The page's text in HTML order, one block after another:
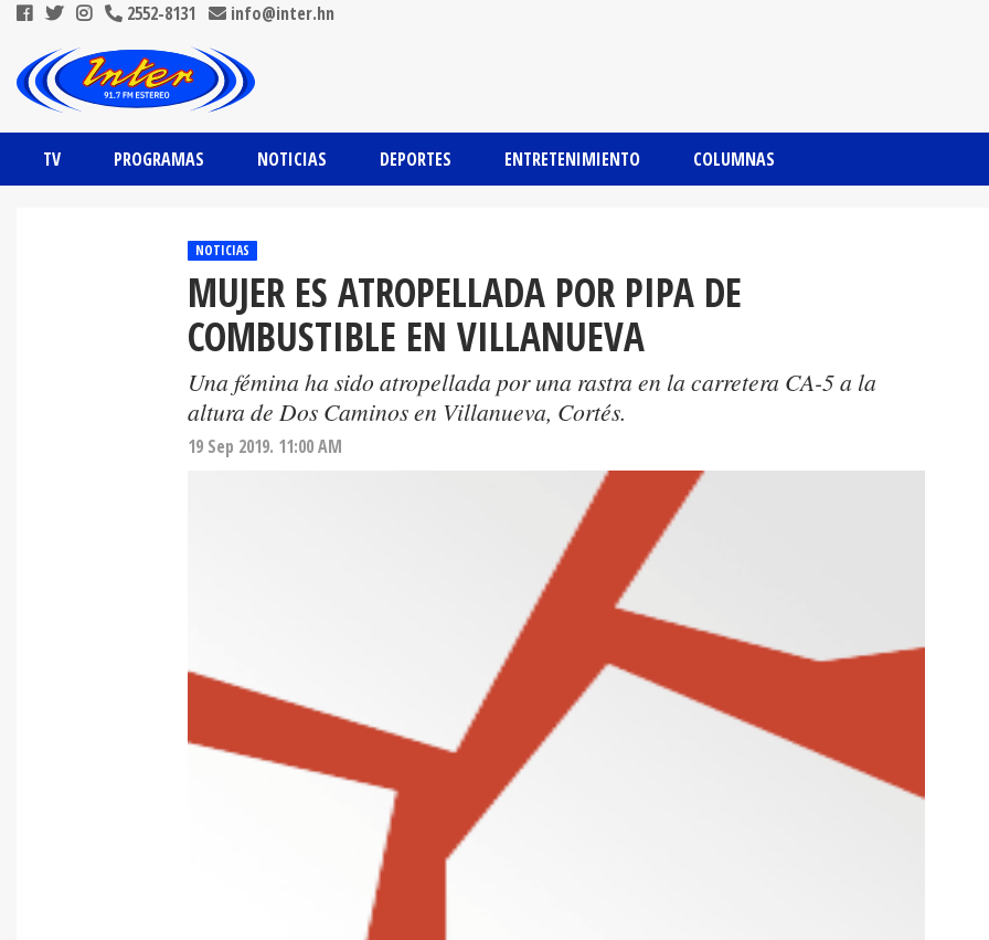
2552-8131 info@inter.hn
TV PROGRAMAS NOTICIAS DEPORTES ENTRETENIMIENTO COLUMNAS
NOTICIAS
MUJER ES ATROPELLADA POR PIPA DE
COMBUSTIBLE EN VILLANUEVA
Una fémina ha sido atropellada por una rastra en la carretera CA-5 a la
altura de Dos Caminos en Villanueva, Cortés.
19 Sep 2019. 11:00 AM